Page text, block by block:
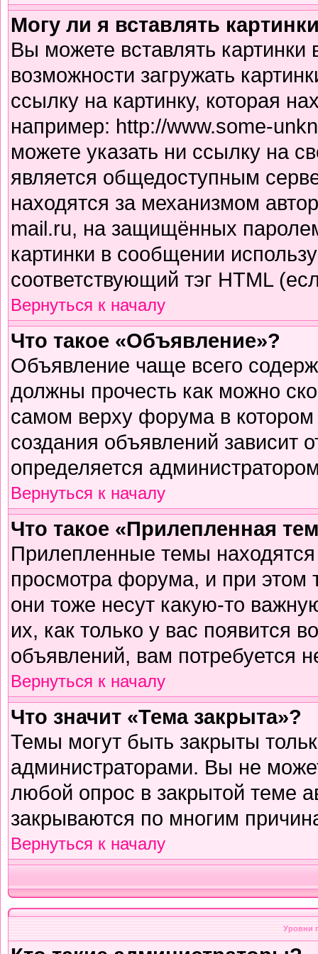
Могу ли я вставлять
Вы можете вставлять
возможности загружать
ссылку на картинку, которая
например: http://www.some-
можете указать ни ссылку на
является общедоступным
находятся за механизмом
mail.ru, на защищённых
картинки в сообщении
соответствующий тэг HTML
Вернуться к началу
Что такое «Объявление»?
Объявление чаще всего
должны прочесть как можно
самом верху форума в
создания объявлений зависит
определяется
Вернуться к началу
Что такое «Прилепленная
Прилепленные темы
просмотра форума, и при этом
они тоже несут какую-то
их, как только у вас появится
объявлений, вам потребуется
Вернуться к началу
Что значит «Тема закрыта»?
Темы могут быть закрыты
администраторами. Вы не
любой опрос в закрытой теме
закрываются по многим
Вернуться к началу
Уровни